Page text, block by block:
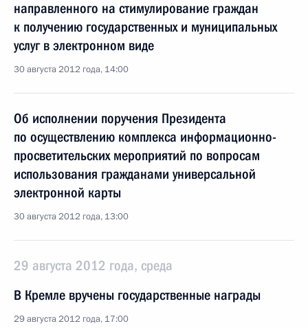
направленного на стимулирование граждан
к получению государственных и муниципальных
услуг в электронном виде
30 августа 2012 года, 14:00
Об исполнении поручения Президента
по осуществлению комплекса информационно-
просветительских мероприятий по вопросам
использования гражданами универсальной
электронной карты
30 августа 2012 года, 13:00
29 августа 2012 года, среда
В Кремле вручены государственные награды
29 августа 2012 года, 17:00